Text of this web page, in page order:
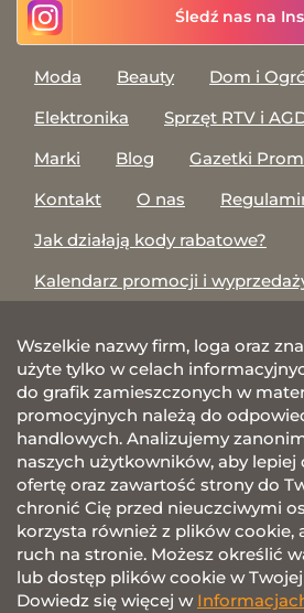
Śledź nas na
Moda Beauty Dom i
Elektronika
Sprzęt RTV i
Marki
Blog
Gazetki
Kontakt
O nas
Jak działają kody rabatowe?
Kalendarz promocji i
Wszelkie nazwy firm, loga oraz
użyte tylko w celach
do grafik zamieszczonych w
promocyjnych należą do
handlowych. Analizujemy
naszych użytkowników, aby lepiej
ofertę oraz zawartość strony do
chronić Cię przed nieuczciwymi
korzysta również z plików cookie,
ruch na stronie. Możesz określić
lub dostęp plików cookie w
Dowiedz się więcej w